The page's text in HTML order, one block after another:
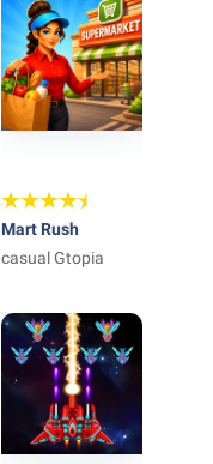
Mart Rush
casual Gtopia